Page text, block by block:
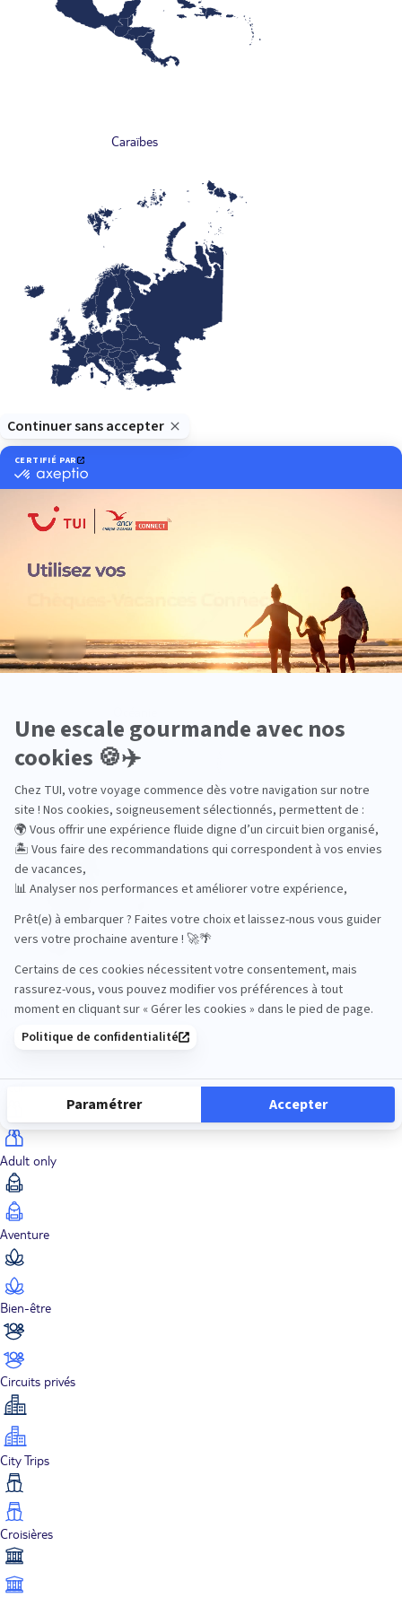
Caraïbes
Europe
Océan Indien
Nos thématiques
Adult only
Aventure
Bien-être
Circuits privés
City Trips
Croisières